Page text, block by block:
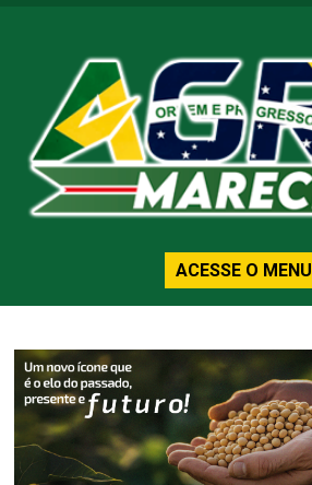
ACESSE O MENU